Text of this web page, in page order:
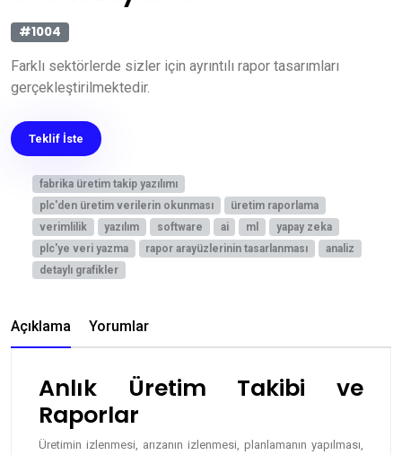
#1004
Farklı sektörlerde sizler için ayrıntılı rapor tasarımları
gerçekleştirilmektedir.
Teklif İste
fabrika üretim takip yazılımı
plc'den üretim verilerin okunması
üretim raporlama
verimlilik
yazılım software ai ml
yapay zeka
plc'ye veri yazma
rapor arayüzlerinin tasarlanması
analiz
detaylı grafikler
Açıklama Yorumlar
Anlık Üretim Takibi ve
Raporlar
Üretimin izlenmesi, arızanın izlenmesi, planlamanın yapılması,